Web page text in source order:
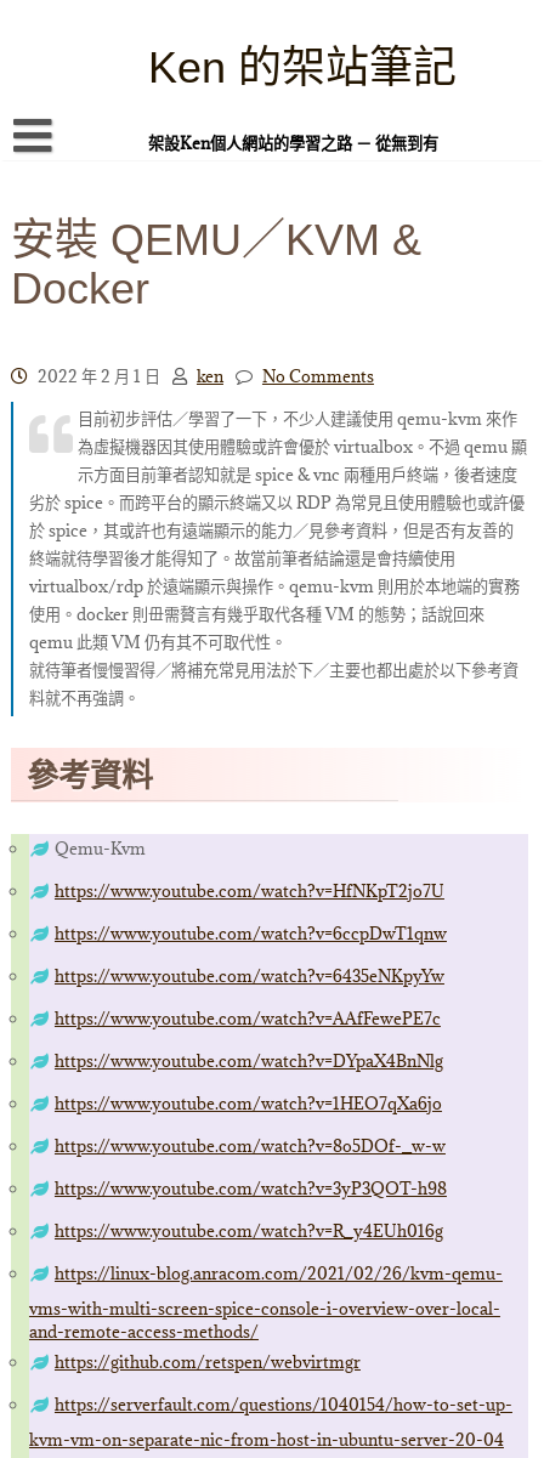
Ken 的架站筆記
架設Ken個人網站的學習之路 － 從無到有
本站簡介
Linux 指令蒐集
WordPress 學習之雜記
PHP 語言
頁面練習
隱私權政策
安裝 QEMU／KVM &
Docker
2022 年 2 月 1 日 ken
No Comments
目前初步評估／學習了一下，不少人建議使用 qemu-kvm 來作
為虛擬機器因其使用體驗或許會優於 virtualbox。不過 qemu 顯
示方面目前筆者認知就是 spice & vnc 兩種用戶終端，後者速度
劣於 spice。而跨平台的顯示終端又以 RDP 為常見且使用體驗也或許優
於 spice，其或許也有遠端顯示的能力／見參考資料，但是否有友善的
終端就待學習後才能得知了。故當前筆者結論還是會持續使用
virtualbox/rdp 於遠端顯示與操作。qemu-kvm 則用於本地端的實務
使用。docker 則毌需贅言有幾乎取代各種 VM 的態勢；話說回來
qemu 此類 VM 仍有其不可取代性。
就待筆者慢慢習得／將補充常見用法於下／主要也都出處於以下參考資
料就不再強調。
參考資料
Qemu-Kvm
https://www.youtube.com/watch?v=HfNKpT2jo7U
https://www.youtube.com/watch?v=6ccpDwT1qnw
https://www.youtube.com/watch?v=6435eNKpyYw
https://www.youtube.com/watch?v=AAfFewePE7c
https://www.youtube.com/watch?v=DYpaX4BnNlg
https://www.youtube.com/watch?v=1HEO7qXa6jo
https://www.youtube.com/watch?v=8o5DOf-_w-w
https://www.youtube.com/watch?v=3yP3QOT-h98
https://www.youtube.com/watch?v=R_y4EUh016g
https://linux-blog.anracom.com/2021/02/26/kvm-qemu-
vms-with-multi-screen-spice-console-i-overview-over-local-
and-remote-access-methods/
https://github.com/retspen/webvirtmgr
https://serverfault.com/questions/1040154/how-to-set-up-
kvm-vm-on-separate-nic-from-host-in-ubuntu-server-20-04